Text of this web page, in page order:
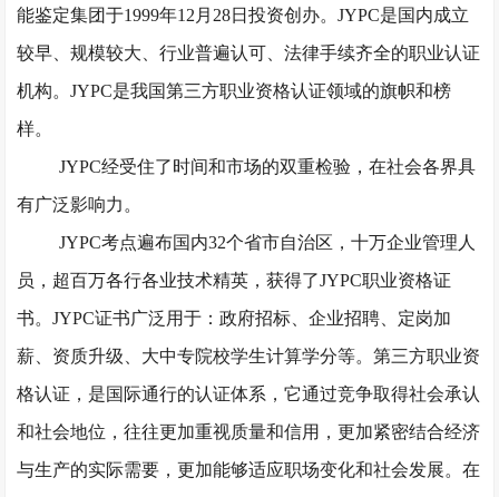
能鉴定集团于1999年12月28日投资创办。JYPC是国内成立
较早、规模较大、行业普遍认可、法律手续齐全的职业认证
机构。JYPC是我国第三方职业资格认证领域的旗帜和榜
样。
JYPC经受住了时间和市场的双重检验，在社会各界具
有广泛影响力。
JYPC考点遍布国内32个省市自治区，十万企业管理人
员，超百万各行各业技术精英，获得了JYPC职业资格证
书。JYPC证书广泛用于：政府招标、企业招聘、定岗加
薪、资质升级、大中专院校学生计算学分等。第三方职业资
格认证，是国际通行的认证体系，它通过竞争取得社会承认
和社会地位，往往更加重视质量和信用，更加紧密结合经济
与生产的实际需要，更加能够适应职场变化和社会发展。在